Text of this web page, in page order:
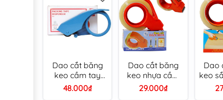
Dao cắt băng
keo cầm tay
5cm Deli 801
48.000₫
Dao cắt băng
keo nhựa cầm
tay Dân Hoa
29.000₫
Dao
keo
Dân